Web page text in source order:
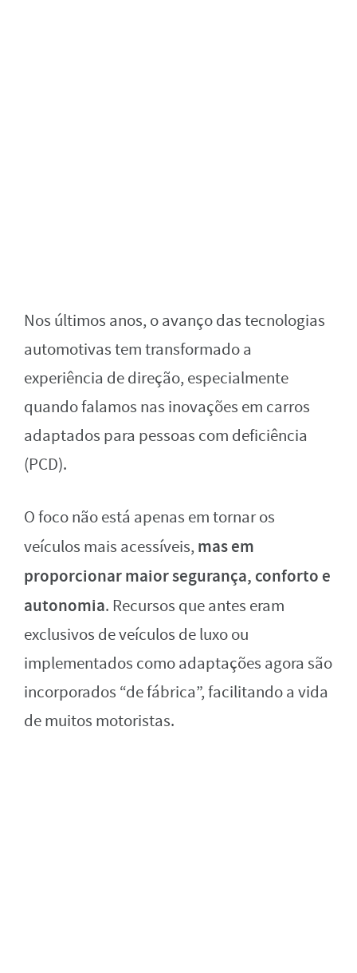
Nos últimos anos, o avanço das tecnologias
automotivas tem transformado a
experiência de direção, especialmente
quando falamos nas inovações em carros
adaptados para pessoas com deficiência
(PCD).
O foco não está apenas em tornar os
veículos mais acessíveis, mas em
proporcionar maior segurança, conforto e
autonomia. Recursos que antes eram
exclusivos de veículos de luxo ou
implementados como adaptações agora são
incorporados “de fábrica”, facilitando a vida
de muitos motoristas.